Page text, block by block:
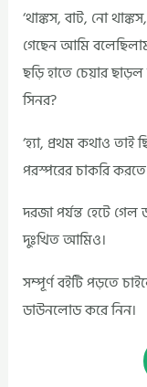
‘থাঙ্কস, বাট, নো
গেছেন আমি বলেছিলাম
ছড়ি হাতে চেয়ার
সিনর?
‘হ্যা, প্রথম কথাও
পরস্পরের চাকরি করতে
দরজা পর্যন্ত হেটে
দুঃখিত আমিও।
সম্পূর্ণ বইটি পড়তে
ডাউনলোড করে নিন।